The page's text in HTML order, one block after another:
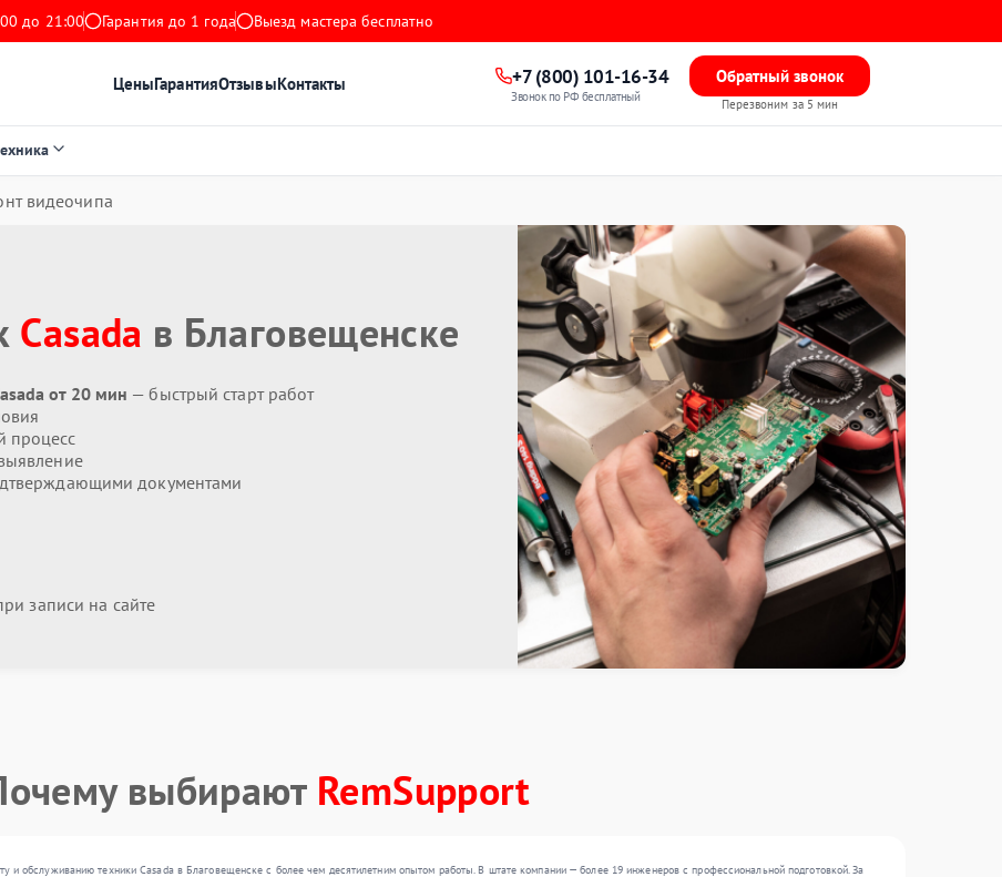
до 21:00 Гарантия до 1 года Выезд мастера бесплатно
ЦеныГарантияОтзывыКонтакты +7 (800) 101-16-34
Звонок по РФ бесплатный
Обратный звонок
Перезвоним за 5 мин
видеочипа
Casada в Благовещенске
от 20 мин — быстрый старт работ
процесс
документами
записи на сайте
выбирают RemSupport
и обслуживанию техники Casada в Благовещенске с более чем десятилетним опытом работы. В штате компании — более 19 инженеров с профессиональной подготовкой. За